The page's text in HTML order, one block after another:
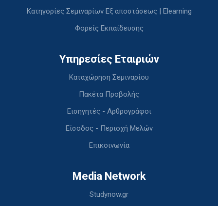
Κατηγορίες Σεμιναρίων Εξ αποστάσεως | Elearning
Φορείς Εκπαίδευσης
Υπηρεσίες Εταιριών
Καταχώρηση Σεμιναρίου
Πακέτα Προβολής
Εισηγητές - Αρθρογράφοι
Είσοδος - Περιοχή Μελών
Επικοινωνία
Media Network
Studynow.gr